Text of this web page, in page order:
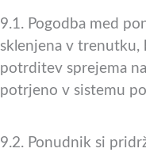
9.1. Pogodba med
sklenjena v trenutku,
potrditev sprejema
potrjeno v sistemu
9.2. Ponudnik si